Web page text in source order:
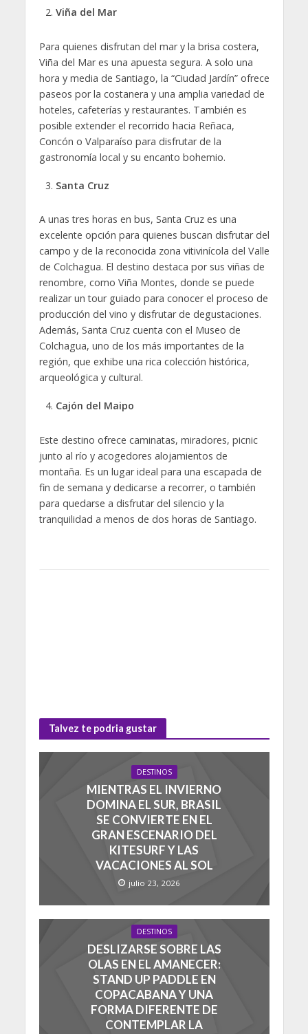
Viña del Mar
Para quienes disfrutan del mar y la brisa costera,
Viña del Mar es una apuesta segura. A solo una
hora y media de Santiago, la “Ciudad Jardín” ofrece
paseos por la costanera y una amplia variedad de
hoteles, cafeterías y restaurantes. También es
posible extender el recorrido hacia Reñaca,
Concón o Valparaíso para disfrutar de la
gastronomía local y su encanto bohemio.
Santa Cruz
A unas tres horas en bus, Santa Cruz es una
excelente opción para quienes buscan disfrutar del
campo y de la reconocida zona vitivinícola del Valle
de Colchagua. El destino destaca por sus viñas de
renombre, como Viña Montes, donde se puede
realizar un tour guiado para conocer el proceso de
producción del vino y disfrutar de degustaciones.
Además, Santa Cruz cuenta con el Museo de
Colchagua, uno de los más importantes de la
región, que exhibe una rica colección histórica,
arqueológica y cultural.
Cajón del Maipo
Este destino ofrece caminatas, miradores, picnic
junto al río y acogedores alojamientos de
montaña. Es un lugar ideal para una escapada de
fin de semana y dedicarse a recorrer, o también
para quedarse a disfrutar del silencio y la
tranquilidad a menos de dos horas de Santiago.
Talvez te podria gustar
DESTINOS
MIENTRAS EL INVIERNO
DOMINA EL SUR, BRASIL
SE CONVIERTE EN EL
GRAN ESCENARIO DEL
KITESURF Y LAS
VACACIONES AL SOL
julio 23, 2026
DESTINOS
DESLIZARSE SOBRE LAS
OLAS EN EL AMANECER:
STAND UP PADDLE EN
COPACABANA Y UNA
FORMA DIFERENTE DE
CONTEMPLAR LA